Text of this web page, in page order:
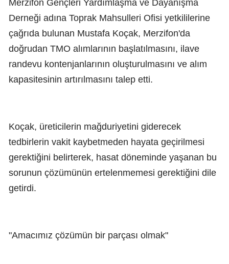
Merzifon Gençleri Yardımlaşma ve Dayanışma
Derneği adına Toprak Mahsulleri Ofisi yetkililerine
çağrıda bulunan Mustafa Koçak, Merzifon'da
doğrudan TMO alımlarının başlatılmasını, ilave
randevu kontenjanlarının oluşturulmasını ve alım
kapasitesinin artırılmasını talep etti.
Koçak, üreticilerin mağduriyetini giderecek
tedbirlerin vakit kaybetmeden hayata geçirilmesi
gerektiğini belirterek, hasat döneminde yaşanan bu
sorunun çözümünün ertelenmemesi gerektiğini dile
getirdi.
"Amacımız çözümün bir parçası olmak"